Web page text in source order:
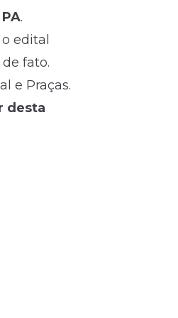
.
edital
fato.
e Praças.
desta